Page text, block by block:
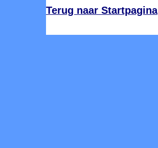
Terug naar Startpagina